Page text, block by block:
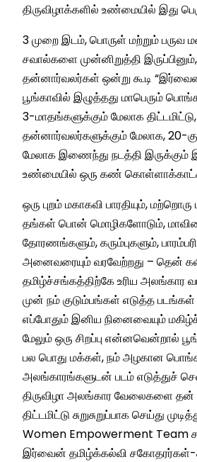
திருவிழாக்களில் உண்மையில் இது
3 முறை இடம், பொருள் மற்றும் பருவ
சவால்களை முன்னிறுத்தி
தன்னார்வலர்கள் ஒன்று கூடி
பூங்காவில் இழுத்தது மாபெரும்
3-மாதங்களுக்கும் மேலாக
தன்னார்வலர்களுக்கும் மேலாக, 20-
மேலாக இணைந்து நடத்தி இருக்கும்
உண்மையில் ஒரு கண்
ஒரு புறம் மகாகவி பாரதியும்,
தங்கள் பொன் மொழிகளோடும்,
தோரணங்களும், கரும்புகளும்,
அனைவரையும் வரவேற்றது – தென்
தமிழ்ச்சங்கத்திற்கே உரிய அலங்கார
முன் நம் குடும்பங்கள் எடுத்த
எப்போதும் இனிய நினைவையும்
மேலும் ஒரு சிறப்பு என்னவென்றால்
பல பொது மக்கள், நம் அழகான
அலங்காரங்களுடன் படம் எடுத்துச்
திருவிழா அலங்கார வேலைகளை
திட்டமிட்டு சுறுசுறுப்பாக செய்து
Women Empowerment Team
இர்வைன் தமிழ்க்கல்வி